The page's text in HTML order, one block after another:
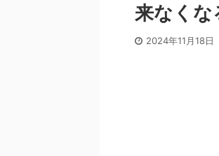
来なくな
2024年11月18日